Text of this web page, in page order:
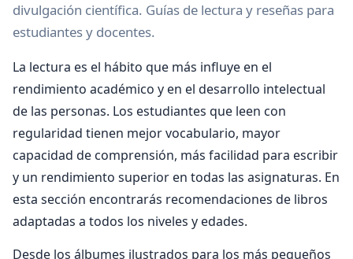
divulgación científica. Guías de lectura y reseñas para
estudiantes y docentes.
La lectura es el hábito que más influye en el
rendimiento académico y en el desarrollo intelectual
de las personas. Los estudiantes que leen con
regularidad tienen mejor vocabulario, mayor
capacidad de comprensión, más facilidad para escribir
y un rendimiento superior en todas las asignaturas. En
esta sección encontrarás recomendaciones de libros
adaptadas a todos los niveles y edades.
Desde los álbumes ilustrados para los más pequeños